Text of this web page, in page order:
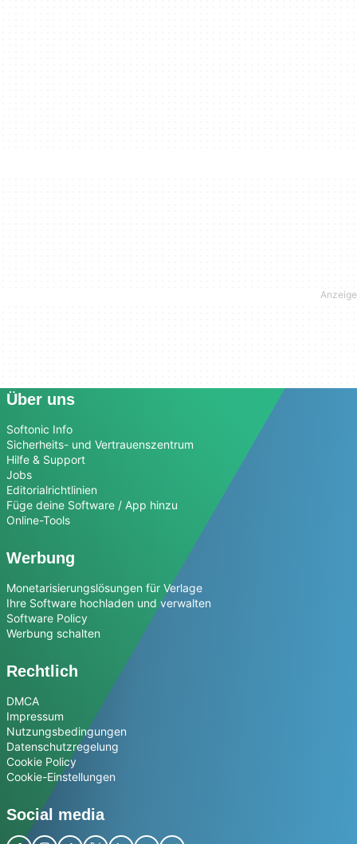
Über uns
Softonic Info
Sicherheits- und Vertrauenszentrum
Hilfe & Support
Jobs
Editorialrichtlinien
Füge deine Software / App hinzu
Online-Tools
Werbung
Monetarisierungslösungen für Verlage
Ihre Software hochladen und verwalten
Software Policy
Werbung schalten
Rechtlich
DMCA
Impressum
Nutzungsbedingungen
Datenschutzregelung
Cookie Policy
Cookie-Einstellungen
Social media